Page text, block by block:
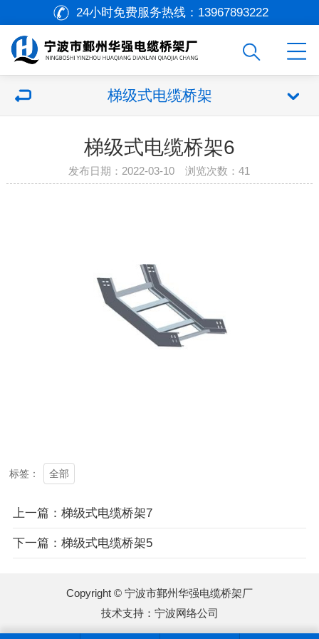
24小时免费服务热线： 13967893222
梯级式电缆桥架
梯级式电缆桥架6
发布日期：2022-03-10 浏览次数：41
标签： 全部
上一篇：梯级式电缆桥架7
下一篇：梯级式电缆桥架5
Copyright © 宁波市鄞州华强电缆桥架厂
技术支持： 宁波网络公司